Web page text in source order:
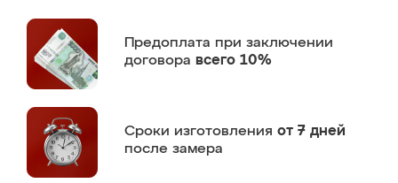
Предоплата при заключении
договора всего 10%
Сроки изготовления от 7 дней
после замера